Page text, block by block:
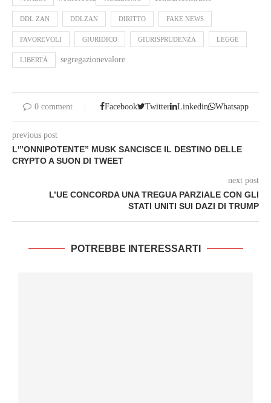
DDL ZAN DDLZAN DIRITTO FAKE NEWS
FAVOREVOLI GIURIDICO GIURISPRUDENZA LEGGE
LIBERTÀ segregazionevalore
0 comment Facebook Twitter Linkedin Whatsapp
previous post
L'”ONNIPOTENTE” MUSK SANCISCE IL DESTINO DELLE
CRYPTO A SUON DI TWEET
next post
L’UE CONCORDA UNA TREGUA PARZIALE CON GLI
STATI UNITI SUI DAZI DI TRUMP
POTREBBE INTERESSARTI